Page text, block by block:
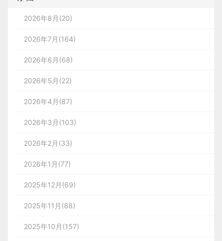
2026年8月(20)
2026年7月(164)
2026年6月(68)
2026年5月(22)
2026年4月(87)
2026年3月(103)
2026年2月(33)
2026年1月(77)
2025年12月(69)
2025年11月(88)
2025年10月(157)